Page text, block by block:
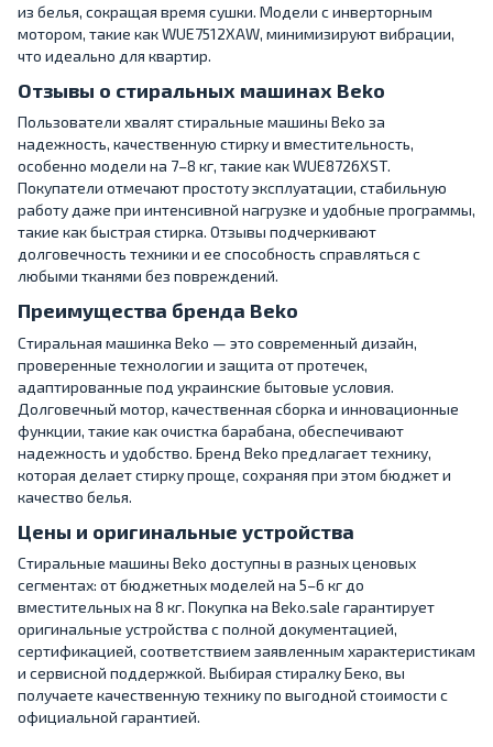
из белья, сокращая время сушки. Модели с инверторным
мотором, такие как WUE7512XAW, минимизируют вибрации,
что идеально для квартир.
Отзывы о стиральных машинах Beko
Пользователи хвалят стиральные машины Beko за
надежность, качественную стирку и вместительность,
особенно модели на 7–8 кг, такие как WUE8726XST.
Покупатели отмечают простоту эксплуатации, стабильную
работу даже при интенсивной нагрузке и удобные программы,
такие как быстрая стирка. Отзывы подчеркивают
долговечность техники и ее способность справляться с
любыми тканями без повреждений.
Преимущества бренда Beko
Стиральная машинка Beko — это современный дизайн,
проверенные технологии и защита от протечек,
адаптированные под украинские бытовые условия.
Долговечный мотор, качественная сборка и инновационные
функции, такие как очистка барабана, обеспечивают
надежность и удобство. Бренд Beko предлагает технику,
которая делает стирку проще, сохраняя при этом бюджет и
качество белья.
Цены и оригинальные устройства
Стиральные машины Beko доступны в разных ценовых
сегментах: от бюджетных моделей на 5–6 кг до
вместительных на 8 кг. Покупка на Beko.sale гарантирует
оригинальные устройства с полной документацией,
сертификацией, соответствием заявленным характеристикам
и сервисной поддержкой. Выбирая стиралку Беко, вы
получаете качественную технику по выгодной стоимости с
официальной гарантией.